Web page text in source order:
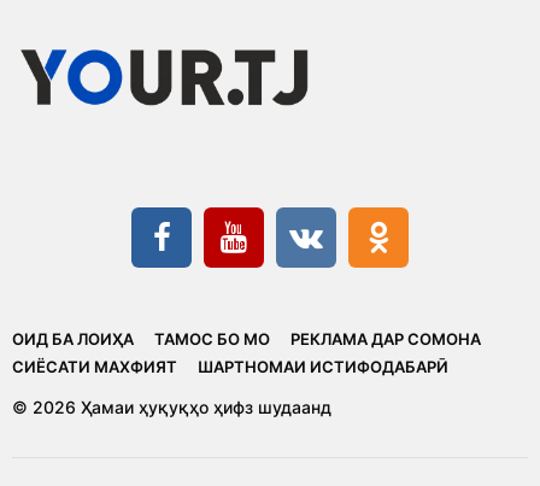
ОИД БА ЛОИҲА ТАМОС БО МО
РЕКЛАМА ДАР СОМОНА
CИЁСАТИ МАХФИЯТ
ШАРТНОМАИ ИСТИФОДАБАРӢ
© 2026 Ҳамаи ҳуқуқҳо ҳифз шудаанд